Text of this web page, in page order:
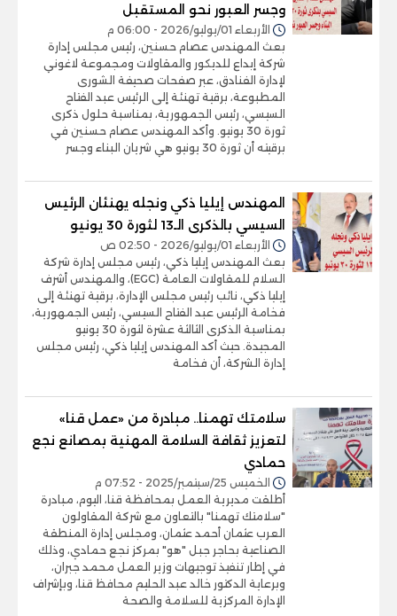
وجسر العبور نحو المستقبل
الأربعاء 01/يوليو/2026 - 06:00 م
بعث المهندس عصام حسنين، رئيس مجلس إدارة
شركة إبداع للديكور والمقاولات ومجموعة لاغوني
لإدارة الفنادق، عبر صفحات صحيفة الشورى
المطبوعة، برقية تهنئة إلى الرئيس عبد الفتاح
السيسي، رئيس الجمهورية، بمناسبة حلول ذكرى
ثورة 30 يونيو. وأكد المهندس عصام حسنين في
برقيته أن ثورة 30 يونيو هي شريان البناء وجسر
المهندس إيليا ذكي ونجله يهنئان الرئيس
السيسي بالذكرى الـ13 لثورة 30 يونيو
الأربعاء 01/يوليو/2026 - 02:50 ص
بعث المهندس إيليا ذكي، رئيس مجلس إدارة شركة
السلام للمقاولات العامة (EGC)، والمهندس أشرف
إيليا ذكي، نائب رئيس مجلس الإدارة، برقية تهنئة إلى
فخامة الرئيس عبد الفتاح السيسي، رئيس الجمهورية،
بمناسبة الذكرى الثالثة عشرة لثورة 30 يونيو
المجيدة. حيث أكد المهندس إيليا ذكي، رئيس مجلس
إدارة الشركة، أن فخامة
سلامتك تهمنا.. مبادرة من «عمل قنا»
لتعزيز ثقافة السلامة المهنية بمصانع نجع
حمادي
الخميس 25/سبتمبر/2025 - 07:52 م
أطلقت مديرية العمل بمحافظة قنا، اليوم، مبادرة
"سلامتك تهمنا" بالتعاون مع شركة المقاولون
العرب عثمان أحمد عثمان، ومجلس إدارة المنطقة
الصناعية بحاجر جبل "هو" بمركز نجع حمادي، وذلك
في إطار تنفيذ توجيهات وزير العمل محمد جبران،
وبرعاية الدكتور خالد عبد الحليم محافظ قنا، وبإشراف
الإدارة المركزية للسلامة والصحة